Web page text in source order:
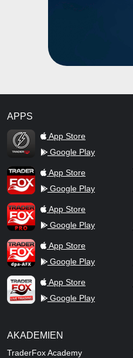
APPS
TraderFox Flash
App Store
Google Play
TraderFox AppApp Store
Google Play
TraderFox ProApp Store
Google Play
TraderFox dpa-AFX ProFeed
App Store
Google Play
TraderFox Live Trading
App Store
Google Play
AKADEMIEN
TraderFox Academy